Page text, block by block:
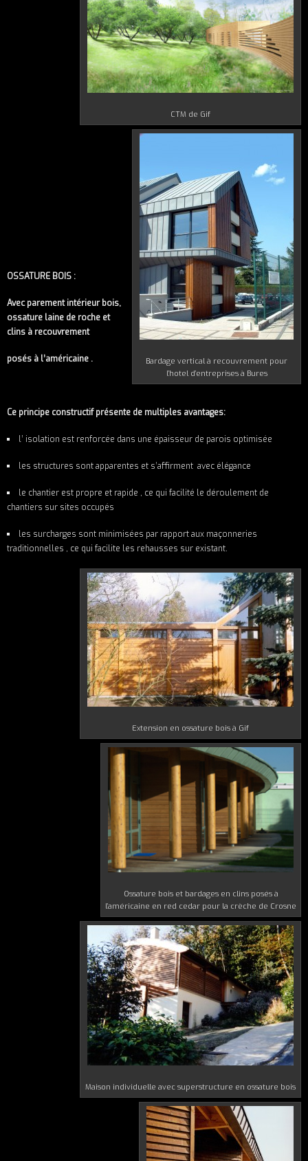
CTM de Gif
Bardage vertical à recouvrement pour
l’hotel d’entreprises à Bures
OSSATURE BOIS :
Avec parement intérieur bois,
ossature laine de roche et
clins à recouvrement
posés à l’américaine .
Ce principe constructif présente de multiples avantages:
l’ isolation est renforcée dans une épaisseur de parois optimisée
les structures sont apparentes et s’affirment avec élégance
le chantier est propre et rapide , ce qui facilité le déroulement de
chantiers sur sites occupés
les surcharges sont minimisées par rapport aux maçonneries
traditionnelles , ce qui facilite les rehausses sur existant.
Extension en ossature bois à Gif
Ossature bois et bardages en clins posés à
l’américaine en red cedar pour la crèche de Crosne
Maison individuelle avec superstructure en ossature bois